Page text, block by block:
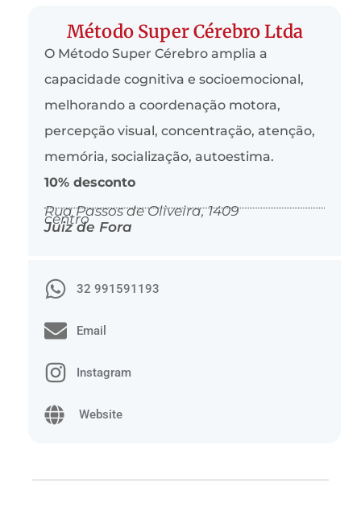
Método Super Cérebro Ltda
O Método Super Cérebro amplia a
capacidade cognitiva e socioemocional,
melhorando a coordenação motora,
percepção visual, concentração, atenção,
memória, socialização, autoestima.
10% desconto
Rua Passos de Oliveira, 1409
centro
Juiz de Fora
32 991591193
Email
Instagram
Website